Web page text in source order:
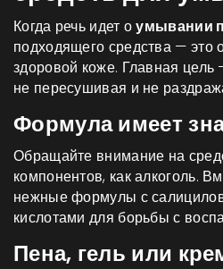
Когда речь идет оумывании
подходящего средства — это
здоровой коже. Главная цель
не пересушивая и не
Формула имеет
Обращайте внимание на
компонентов, как алкоголь.
нежные формулы с
кислотами для борьбы с
Пена, гель или